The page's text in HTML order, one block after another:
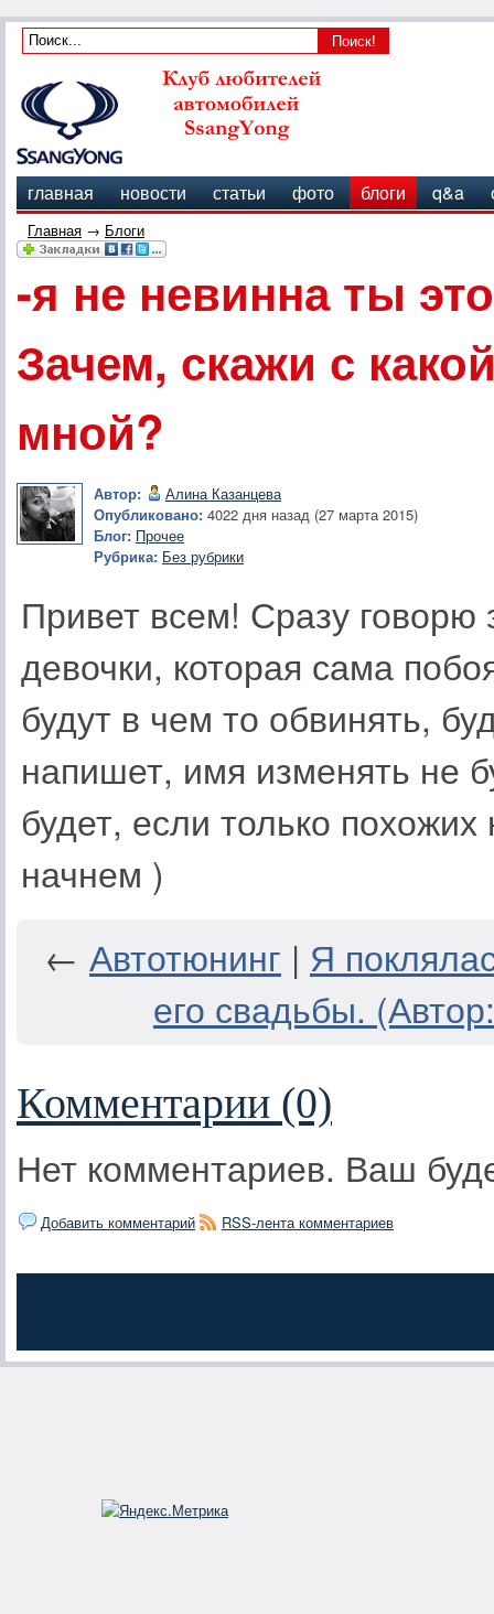
главная новости статьи фото блоги q&a
Главная → Блоги
-я не невинна ты
Зачем, скажи с
мной?
Автор:
Алина Казанцева
Опубликовано: 4022 дня назад (27 марта 2015)
Блог: Прочее
Рубрика: Без рубрики
Привет всем! Сразу говорю
девочки, которая сама
будут в чем то обвинять,
напишет, имя изменять не
будет, если только
начнем )
← Автотюнинг | Я
его свадьбы.
Комментарии (0)
Нет комментариев. Ваш
Добавить комментарий RSS-лента комментариев